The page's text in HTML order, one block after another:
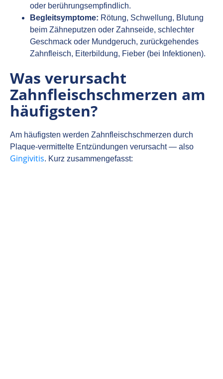
oder berührungsempfindlich.
Begleitsymptome: Rötung, Schwellung, Blutung
beim Zähneputzen oder Zahnseide, schlechter
Geschmack oder Mundgeruch, zurückgehendes
Zahnfleisch, Eiterbildung, Fieber (bei Infektionen).
Was verursacht
Zahnfleischschmerzen am
häufigsten?
Am häufigsten werden Zahnfleischschmerzen durch
Plaque‑vermittelte Entzündungen verursacht — also
Gingivitis. Kurz zusammengefasst: